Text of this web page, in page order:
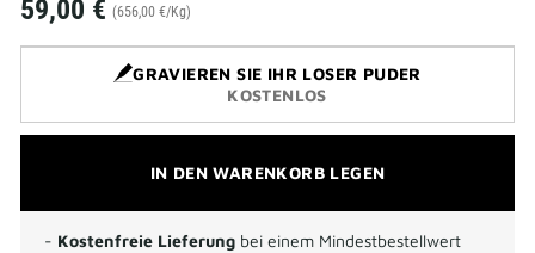
59,00 € (656,00 €/Kg)
GRAVIEREN SIE IHR LOSER PUDER
KOSTENLOS
IN DEN WARENKORB LEGEN
- Kostenfreie Lieferung bei einem Mindestbestellwert